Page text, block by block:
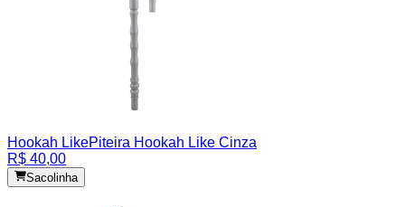
Hookah LikePiteira Hookah Like Cinza
R$ 40,00
Sacolinha